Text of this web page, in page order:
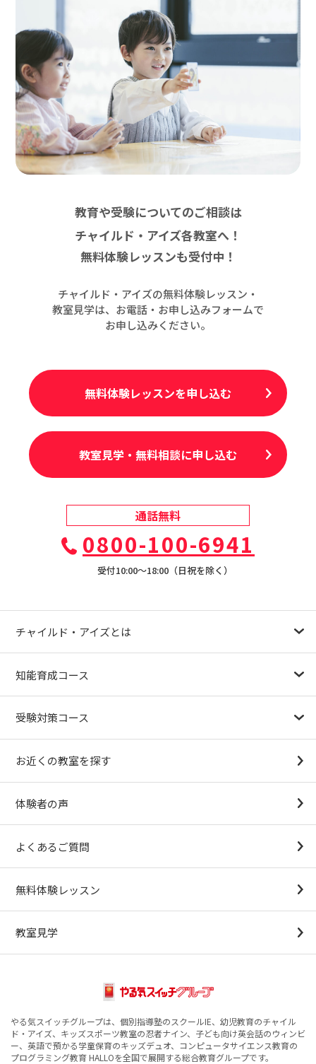
教育や受験についてのご相談は
チャイルド・アイズ各教室へ！
無料体験レッスンも受付中！
チャイルド・アイズの無料体験レッスン・
教室見学は、お電話・お申し込みフォームで
お申し込みください。
無料体験レッスンを申し込む
教室見学・無料相談に申し込む
通話無料
0800-100-6941
受付10:00〜18:00（日祝を除く）
チャイルド・アイズとは
知能育成コース
受験対策コース
（思考力アドバンスコースアストルム）
お近くの教室を探す
体験者の声
よくあるご質問
無料体験レッスン
教室見学
やる気スイッチグループは、個別指導塾のスクールIE、幼児教育のチャイル
ド・アイズ、キッズスポーツ教室の忍者ナイン、子ども向け英会話のウィンビ
ー、英語で預かる学童保育のキッズデュオ、コンピュータサイエンス教育の
プログラミング教育 HALLOを全国で展開する総合教育グループです。